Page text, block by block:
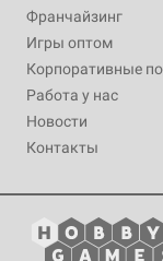
Франчайзинг
Игры оптом
Корпоративные
Работа у нас
Новости
Контакты